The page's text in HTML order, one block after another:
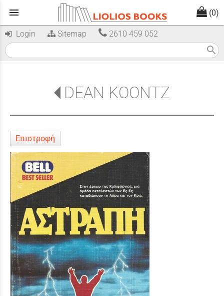
menu (0)
Login Sitemap 2610 459 052
search
DEAN KOONTZ
Επιστροφή